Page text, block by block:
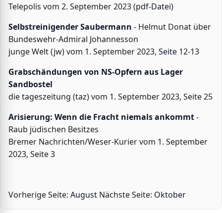
Telepolis vom 2. September 2023 (pdf-Datei)
Selbstreinigender Saubermann - Helmut Donat über
Bundeswehr-Admiral Johannesson
junge Welt (jw) vom 1. September 2023, Seite 12-13
Grabschändungen von NS-Opfern aus Lager
Sandbostel
die tageszeitung (taz) vom 1. September 2023, Seite 25
Arisierung: Wenn die Fracht niemals ankommt-
Raub jüdischen Besitzes
Bremer Nachrichten/Weser-Kurier vom 1. September
2023, Seite 3
Vorherige Seite: August Nächste Seite: Oktober